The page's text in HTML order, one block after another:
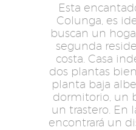
Esta
Colunga, es
buscan un
segunda
costa. Casa
dos plantas
planta baja
dormitorio, un
un trastero. En
encontrará un